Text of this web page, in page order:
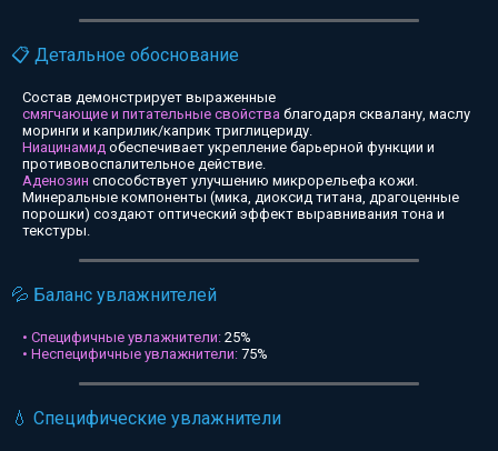
📋 Детальное обоснование
Состав демонстрирует выраженные
смягчающие и питательные свойства благодаря сквалану, маслу
моринги и каприлик/каприк триглицериду.
Ниацинамид обеспечивает укрепление барьерной функции и
противовоспалительное действие.
Аденозин способствует улучшению микрорельефа кожи.
Минеральные компоненты (мика, диоксид титана, драгоценные
порошки) создают оптический эффект выравнивания тона и
текстуры.
💦 Баланс увлажнителей
• Специфичные увлажнители: 25%
• Неспецифичные увлажнители: 75%
💧 Специфические увлажнители